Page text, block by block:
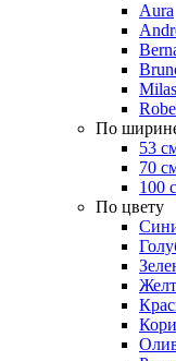
Aura
По
53
70
100
По цвету